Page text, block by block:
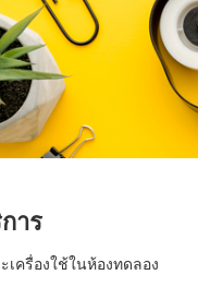
าร
ครื่องใช้ในห้องทดลอง